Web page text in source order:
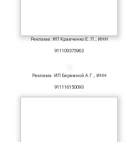
Реклама: ИП Кравченко Е. Л., ИНН
911109375963
Реклама: ИП Бережной А.Г., ИНН
911116150093